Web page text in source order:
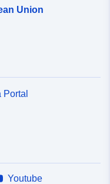
Union
Youtube